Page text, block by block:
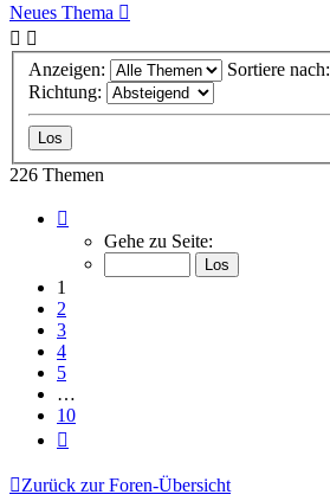
Neues Thema
Anzeigen:
Sortiere nach:
Richtung:
226 Themen
von
Gehe zu Seite:
1
2
3
4
5
…
10
Zurück zur Foren-Übersicht